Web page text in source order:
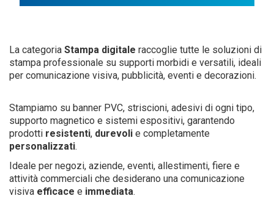
La categoria Stampa digitale raccoglie tutte le soluzioni di
stampa professionale su supporti morbidi e versatili, ideali
per comunicazione visiva, pubblicità, eventi e decorazioni.
Stampiamo su banner PVC, striscioni, adesivi di ogni tipo,
supporto magnetico e sistemi espositivi, garantendo
prodotti resistenti, durevoli e completamente
personalizzati.
Ideale per negozi, aziende, eventi, allestimenti, fiere e
attività commerciali che desiderano una comunicazione
visiva efficace e immediata.